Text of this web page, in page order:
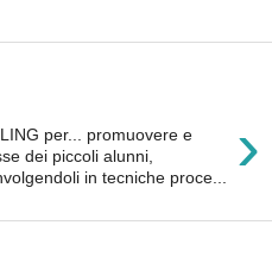
›
per... promuovere e
dei piccoli alunni,
in tecniche proce...